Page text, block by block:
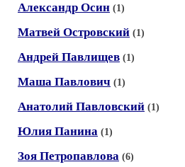
Александр Осин (1)
Матвей Островский (1)
Андрей Павлищев (1)
Маша Павлович (1)
Анатолий Павловский (1)
Юлия Панина (1)
Зоя Петропавлова (6)